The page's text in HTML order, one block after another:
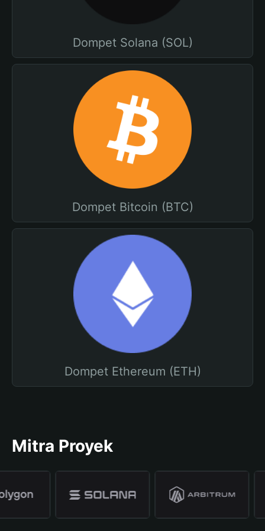
Dompet Solana (SOL)
Dompet Bitcoin (BTC)
Dompet Ethereum (ETH)
Mitra Proyek